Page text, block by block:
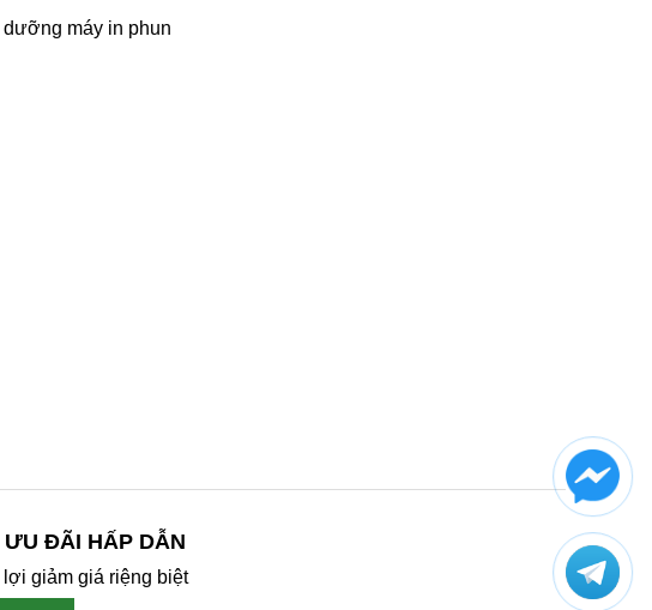
dưỡng máy in phun
ĐÃI HẤP DẪN
giảm giá riệng biệt